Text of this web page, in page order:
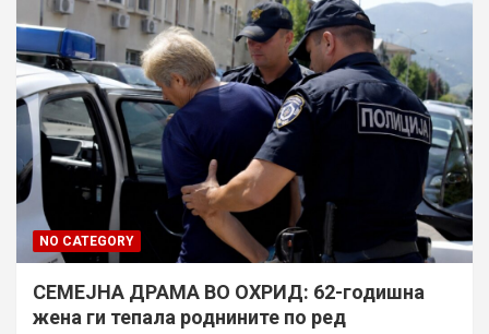
NO CATEGORY
СЕМЕЈНА ДРАМА ВО ОХРИД: 62-годишна
жена ги тепала роднините по ред